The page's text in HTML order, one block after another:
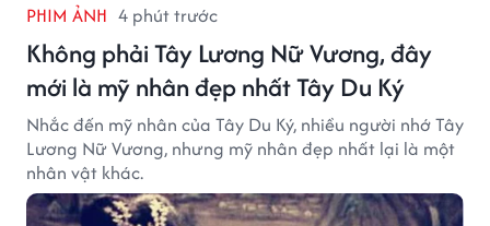
PHIM ẢNH 4 phút trước
Không phải Tây Lương Nữ Vương, đây
mới là mỹ nhân đẹp nhất Tây Du Ký
Nhắc đến mỹ nhân của Tây Du Ký, nhiều người nhớ Tây
Lương Nữ Vương, nhưng mỹ nhân đẹp nhất lại là một
nhân vật khác.